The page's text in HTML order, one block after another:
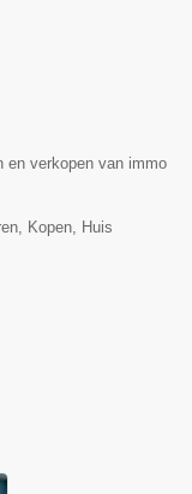
en verkopen van immo
Kopen, Huis